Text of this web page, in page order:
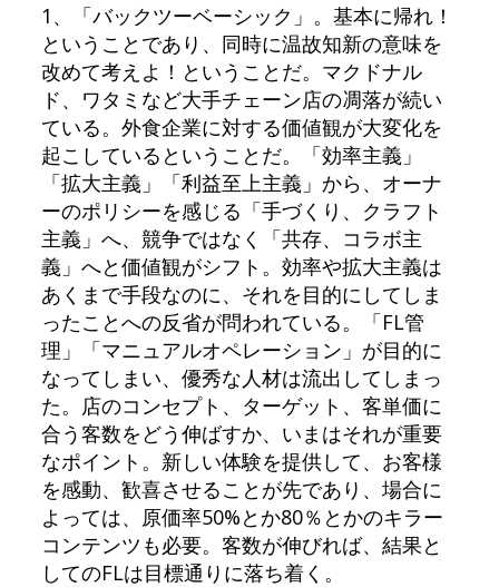
1、「バックツーベーシック」。基本に帰れ！
ということであり、同時に温故知新の意味を
改めて考えよ！ということだ。マクドナル
ド、ワタミなど大手チェーン店の凋落が続い
ている。外食企業に対する価値観が大変化を
起こしているということだ。「効率主義」
「拡大主義」「利益至上主義」から、オーナ
ーのポリシーを感じる「手づくり、クラフト
主義」へ、競争ではなく「共存、コラボ主
義」へと価値観がシフト。効率や拡大主義は
あくまで手段なのに、それを目的にしてしま
ったことへの反省が問われている。「FL管
理」「マニュアルオペレーション」が目的に
なってしまい、優秀な人材は流出してしまっ
た。店のコンセプト、ターゲット、客単価に
合う客数をどう伸ばすか、いまはそれが重要
なポイント。新しい体験を提供して、お客様
を感動、歓喜させることが先であり、場合に
よっては、原価率50%とか80％とかのキラー
コンテンツも必要。客数が伸びれば、結果と
してのFLは目標通りに落ち着く。